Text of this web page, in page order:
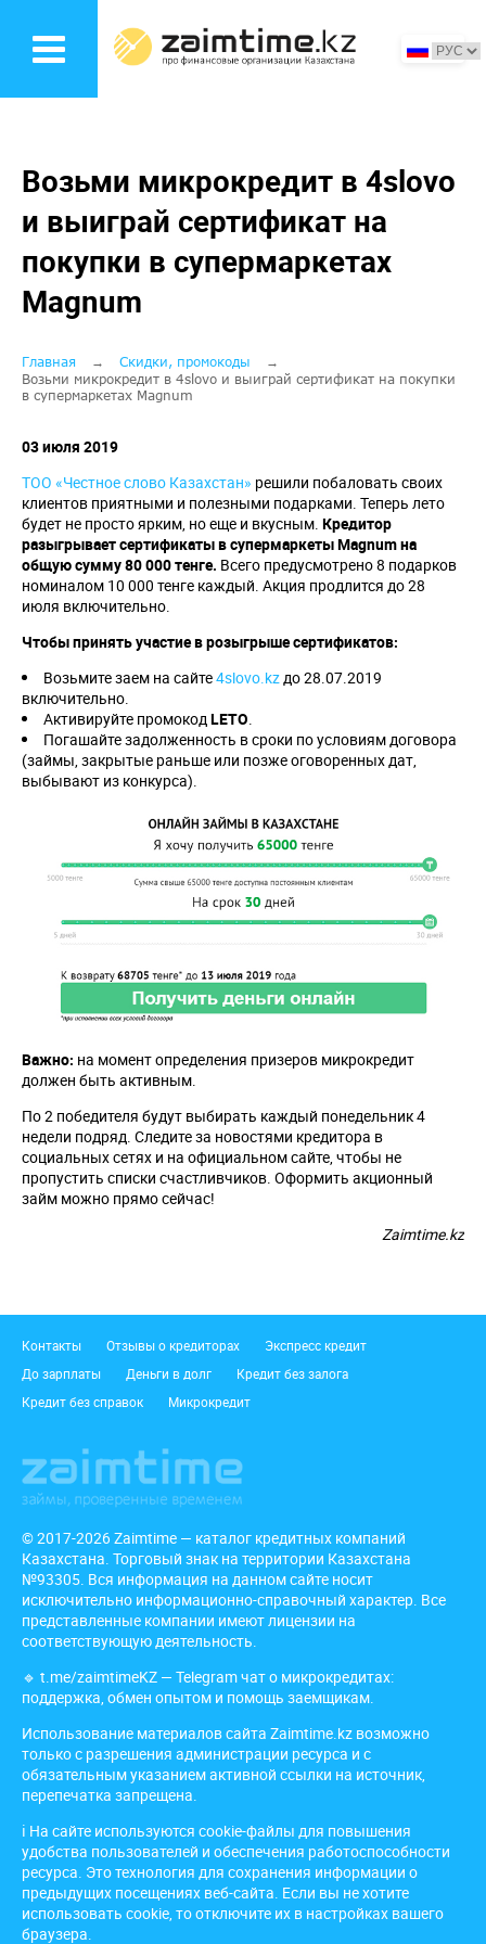
основному
Возьми микрокредит в 4slovo
и выиграй сертификат на
покупки в супермаркетах
Magnum
Строка
навигации
Главная
Скидки, промокоды
Возьми микрокредит в 4slovo и выиграй сертификат на покупки
в супермаркетах Magnum
03 июля 2019
ТОО «Честное слово Казахстан» решили побаловать своих
клиентов приятными и полезными подарками. Теперь лето
будет не просто ярким, но еще и вкусным. Кредитор
разыгрывает сертификаты в супермаркетыMagnumна
общую сумму 80 000 тенге. Всего предусмотрено 8 подарков
номиналом 10 000 тенге каждый. Акция продлится до 28
июля включительно.
Чтобы принять участие в розыгрыше сертификатов:
Возьмите заем на сайте4slovo.kzдо 28.07.2019
включительно.
Активируйте промокодLETO.
Погашайте задолженность в сроки по условиям договора
(займы, закрытые раньше или позже оговоренных дат,
выбывают из конкурса).
Важно: на момент определения призеров микрокредит
должен быть активным.
По 2 победителя будут выбирать каждый понедельник 4
недели подряд. Следите за новостями кредитора в
социальных сетях и на официальном сайте, чтобы не
пропустить списки счастливчиков. Оформить акционный
займ можно прямо сейчас!
Zaimtime.kz
Подвал
Контакты Отзывы о кредиторах
Экспресс кредит
До зарплаты
Деньги в долг
Кредит без залога
Кредит без справок
Микрокредит
© 2017-2026 Zaimtime — каталог кредитных компаний
Казахстана. Торговый знак на территории Казахстана
№93305. Вся информация на данном сайте носит
исключительно информационно-справочный характер. Все
представленные компании имеют лицензии на
соответствующую деятельность.
🔹 t.me/zaimtimeKZ — Telegram чат о микрокредитах:
поддержка, обмен опытом и помощь заемщикам.
Использование материалов сайта Zaimtime.kz возможно
только с разрешения администрации ресурса и с
обязательным указанием активной ссылки на источник,
перепечатка запрещена.
ℹ️ На сайте используются cookie-файлы для повышения
удобства пользователей и обеспечения работоспособности
ресурса. Это технология для сохранения информации о
предыдущих посещениях веб-сайта. Если вы не хотите
использовать cookie, то отключите их в настройках вашего
браузера.